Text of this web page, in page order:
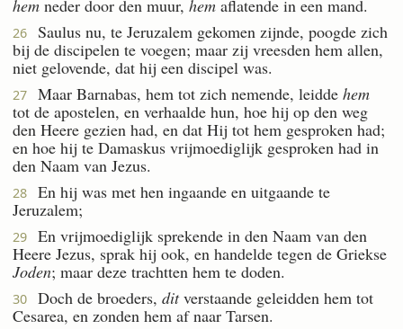
hem neder door den muur, hem aflatende in een mand.
26
Saulus nu, te Jeruzalem gekomen zijnde, poogde zich
bij de discipelen te voegen; maar zij vreesden hem allen,
niet gelovende, dat hij een discipel was.
27 Maar Barnabas, hem tot zich nemende, leidde hem
tot de apostelen, en verhaalde hun, hoe hij op den weg
den Heere gezien had, en dat Hij tot hem gesproken had;
en hoe hij te Damaskus vrijmoediglijk gesproken had in
den Naam van Jezus.
28
En hij was met hen ingaande en uitgaande te
Jeruzalem;
29
En vrijmoediglijk sprekende in den Naam van den
Heere Jezus, sprak hij ook, en handelde tegen de Griekse
Joden; maar deze trachtten hem te doden.
30 Doch de broeders, ditverstaande geleidden hem tot
Cesarea, en zonden hem af naar Tarsen.